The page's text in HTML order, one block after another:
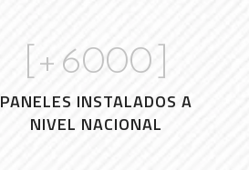
[+ 6000
PANELES INSTALADOS A
NIVEL NACIONAL